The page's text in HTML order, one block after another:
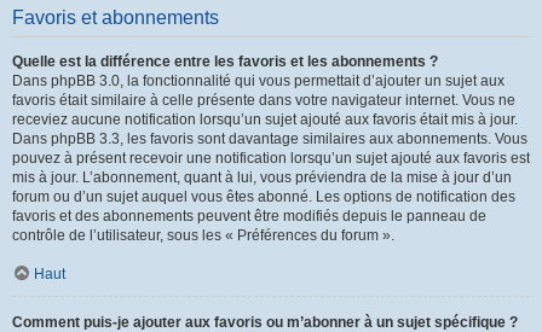
Favoris et abonnements
Quelle est la différence entre les favoris et les abonnements ?
Dans phpBB 3.0, la fonctionnalité qui vous permettait d’ajouter un sujet aux
favoris était similaire à celle présente dans votre navigateur internet. Vous ne
receviez aucune notification lorsqu’un sujet ajouté aux favoris était mis à jour.
Dans phpBB 3.3, les favoris sont davantage similaires aux abonnements. Vous
pouvez à présent recevoir une notification lorsqu’un sujet ajouté aux favoris est
mis à jour. L’abonnement, quant à lui, vous préviendra de la mise à jour d’un
forum ou d’un sujet auquel vous êtes abonné. Les options de notification des
favoris et des abonnements peuvent être modifiés depuis le panneau de
contrôle de l’utilisateur, sous les « Préférences du forum ».
Haut
Comment puis-je ajouter aux favoris ou m’abonner à un sujet spécifique ?